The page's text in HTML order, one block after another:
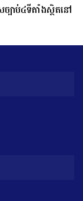
ច្បាប់៤ទីតាំងស្ថិតនៅ